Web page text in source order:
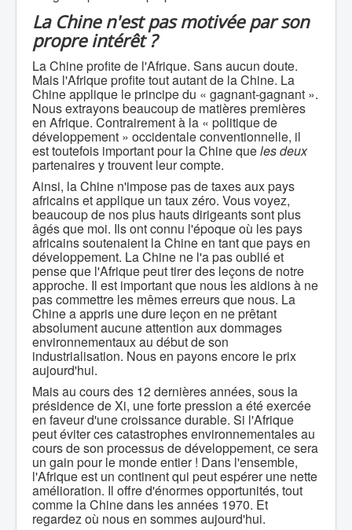
La Chine n'est pas motivée par son
propre intérêt ?
La Chine profite de l'Afrique. Sans aucun doute.
Mais l'Afrique profite tout autant de la Chine. La
Chine applique le principe du « gagnant-gagnant ».
Nous extrayons beaucoup de matières premières
en Afrique. Contrairement à la « politique de
développement » occidentale conventionnelle, il
est toutefois important pour la Chine queles deux
partenaires y trouvent leur compte.
Ainsi, la Chine n'impose pas de taxes aux pays
africains et applique un taux zéro. Vous voyez,
beaucoup de nos plus hauts dirigeants sont plus
âgés que moi. Ils ont connu l'époque où les pays
africains soutenaient la Chine en tant que pays en
développement. La Chine ne l'a pas oublié et
pense que l'Afrique peut tirer des leçons de notre
approche. Il est important que nous les aidions à ne
pas commettre les mêmes erreurs que nous. La
Chine a appris une dure leçon en ne prêtant
absolument aucune attention aux dommages
environnementaux au début de son
industrialisation. Nous en payons encore le prix
aujourd'hui.
Mais au cours des 12 dernières années, sous la
présidence de Xi, une forte pression a été exercée
en faveur d'une croissance durable. Si l'Afrique
peut éviter ces catastrophes environnementales au
cours de son processus de développement, ce sera
un gain pour le monde entier ! Dans l'ensemble,
l'Afrique est un continent qui peut espérer une nette
amélioration. Il offre d'énormes opportunités, tout
comme la Chine dans les années 1970. Et
regardez où nous en sommes aujourd'hui.